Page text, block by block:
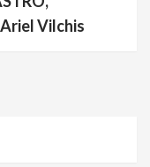
Vilchis